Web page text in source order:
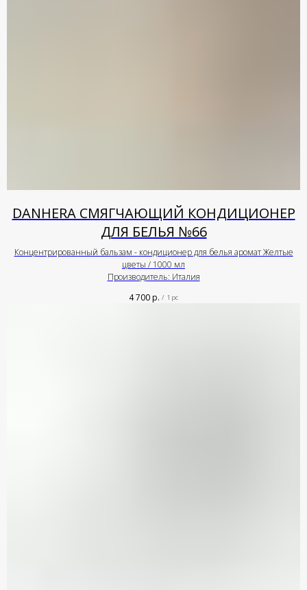
DANHERA СМЯГЧАЮЩИЙ КОНДИЦИОНЕР
ДЛЯ БЕЛЬЯ №66
Концентрированный бальзам - кондиционер для белья аромат Желтые
цветы / 1000 мл
Производитель: Италия
4 700р. / 1 pc